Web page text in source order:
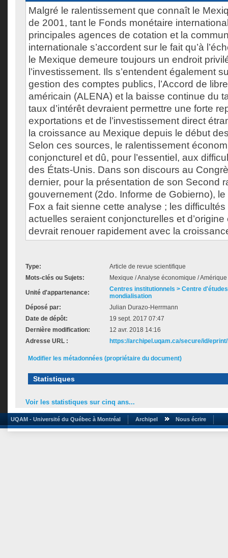
Malgré le ralentissement que connaît le
de 2001, tant le Fonds monétaire
principales agences de cotation et la
internationale s’accordent sur le fait qu’à
le Mexique demeure toujours un endroit
l’investissement. Ils s’entendent également
gestion des comptes publics, l’Accord de
américain (ALENA) et la baisse continue du
taux d’intérêt devraient permettre une forte
exportations et de l’investissement direct
la croissance au Mexique depuis le début
Selon ces sources, le ralentissement
conjoncturel et dû, pour l’essentiel, aux
des États-Unis. Dans son discours au
dernier, pour la présentation de son Second
gouvernement (2do. Informe de Gobierno),
Fox a fait sienne cette analyse ; les
actuelles seraient conjoncturelles et
devrait renouer rapidement avec la
Type:
Article de revue scientifique
Mots-clés ou Sujets:
Mexique / Analyse économique /
Unité d'appartenance:
Centres institutionnels > Centre
mondialisation
Déposé par:
Julian Durazo-Herrmann
Date de dépôt:
19 sept. 2017 07:47
Dernière modification:
12 avr. 2018 14:16
Adresse URL :
https://archipel.uqam.ca/secure/id/
Modifier les métadonnées (propriétaire du document)
Statistiques
Voir les statistiques sur cinq ans...
UQAM - Université du Québec à Montréal Archipel Nous écrire